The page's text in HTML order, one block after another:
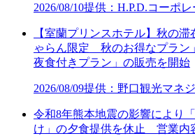
2026/08/10提供：H.P.D.コーポ
【室蘭プリンスホテル】秋の
ゃらん限定 秋のお得なプラ
夜食付きプラン」の販売を開始
2026/08/09提供：野口観光マネ
令和8年熊本地震の影響により
け」の夕食提供を休止 営業内